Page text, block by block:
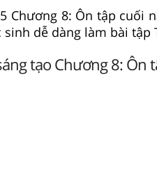
Chương 8: Ôn tập cuối
dễ dàng làm bài tập
tạo Chương 8: Ôn